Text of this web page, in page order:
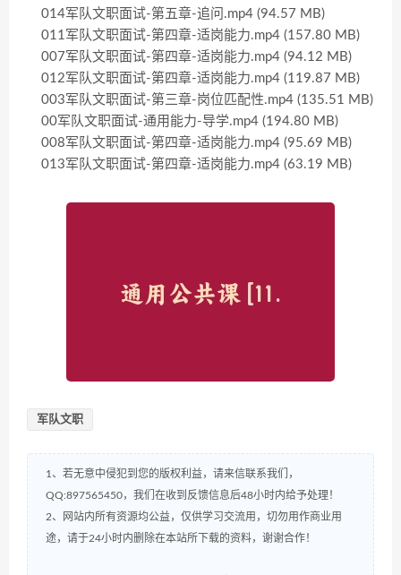
014军队文职面试-第五章-追问.mp4 (94.57 MB)
011军队文职面试-第四章-适岗能力.mp4 (157.80 MB)
007军队文职面试-第四章-适岗能力.mp4 (94.12 MB)
012军队文职面试-第四章-适岗能力.mp4 (119.87 MB)
003军队文职面试-第三章-岗位匹配性.mp4 (135.51 MB)
00军队文职面试-通用能力-导学.mp4 (194.80 MB)
008军队文职面试-第四章-适岗能力.mp4 (95.69 MB)
013军队文职面试-第四章-适岗能力.mp4 (63.19 MB)
军队文职
1、若无意中侵犯到您的版权利益，请来信联系我们，
QQ:897565450，我们在收到反馈信息后48小时内给予处理！
2、网站内所有资源均公益，仅供学习交流用，切勿用作商业用
途，请于24小时内删除在本站所下载的资料，谢谢合作！